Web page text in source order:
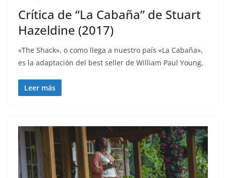
Crítica de “La Cabaña” de Stuart
Hazeldine (2017)
«The Shack», o como llega a nuestro país «La Cabaña»,
es la adaptación del best seller de William Paul Young,
Leer más